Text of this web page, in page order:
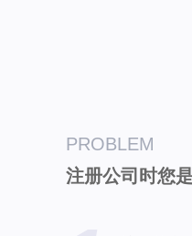
PROBLEM
注册公司时您